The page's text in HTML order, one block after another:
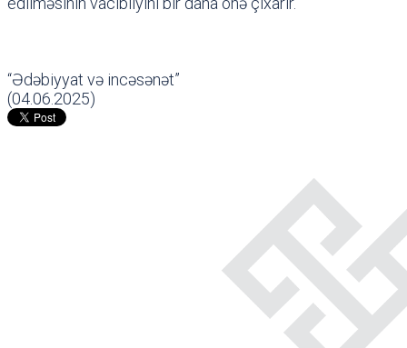
“Ədəbiyyat və incəsənət”
(04.06.2025)